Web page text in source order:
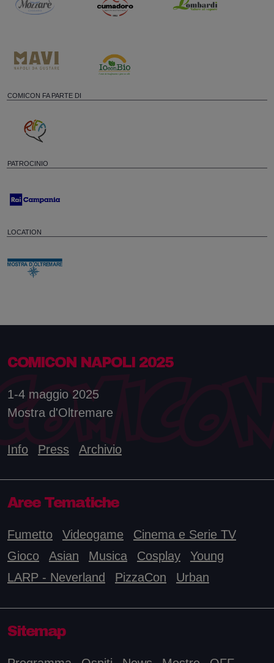
COMICON FA PARTE DI
PATROCINIO
LOCATION
COMICON NAPOLI 2025
1-4 maggio 2025
Mostra d'Oltremare
Info Press Archivio
Aree Tematiche
Fumetto Videogame
Cinema e Serie TV
Gioco
Asian Musica Cosplay
Young
LARP - Neverland
PizzaCon Urban
Sitemap